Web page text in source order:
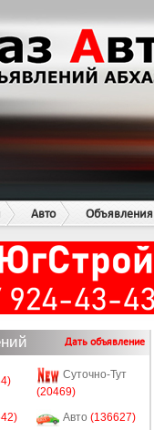
Авто Объявления
Дать объявление
Суточно-Тут
(20469)
Авто (136627)